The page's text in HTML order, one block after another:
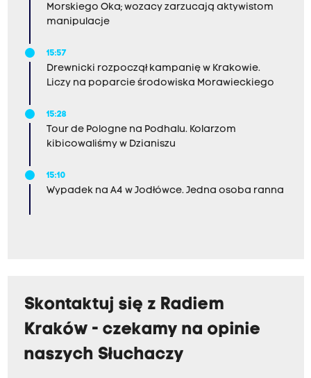
Morskiego Oka; wozacy zarzucają aktywistom
manipulacje
15:57
Drewnicki rozpoczął kampanię w Krakowie.
Liczy na poparcie środowiska Morawieckiego
15:28
Tour de Pologne na Podhalu. Kolarzom
kibicowaliśmy w Dzianiszu
15:10
Wypadek na A4 w Jodłówce. Jedna osoba ranna
Skontaktuj się z Radiem
Kraków - czekamy na opinie
naszych Słuchaczy